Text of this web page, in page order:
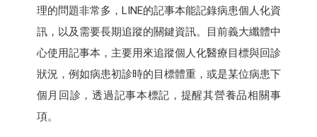
理的問題非常多，LINE的記事本能記錄病患個人化資
訊，以及需要長期追蹤的關鍵資訊。目前義大纖體中
心使用記事本，主要用來追蹤個人化醫療目標與回診
狀況，例如病患初診時的目標體重，或是某位病患下
個月回診，透過記事本標記，提醒其營養品相關事
項。